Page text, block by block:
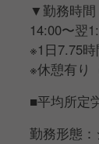
▼勤務時間
14:00〜翌
※1日7.75
※休憩有り
■平均所定
勤務形態